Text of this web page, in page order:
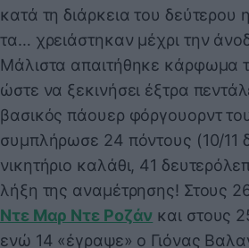
κατά τη διάρκεια του δεύτερου
τα… χρειάστηκαν μέχρι την
Μάλιστα απαιτήθηκε κάρφωμα
ώστε να ξεκινήσει έξτρα
βασικός πάουερ φόργουορντ
συμπλήρωσε 24 πόντους (10/11
νικητήριο καλάθι, 41
λήξη της αναμέτρησης! Στους
Ντε Μαρ Ντε Ροζάν και στους
ενώ 14 «έγραψε» ο Γιόνας